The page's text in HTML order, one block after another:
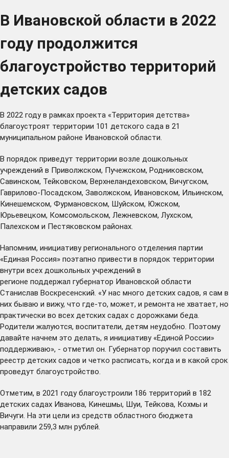
В Ивановской области в 2022
году продолжится
благоустройство территорий
детских садов
В 2022 году в рамках проекта «Территория детства»
благоустроят территории 101 детского сада в 21
муниципальном районе Ивановской области.
В порядок приведут территории возле дошкольных
учреждений в Приволжском, Пучежском, Родниковском,
Савинском, Тейковском, Верхнеландеховском, Вичугском,
Гаврилово-Посадском, Заволжском, Ивановском, Ильинском,
Кинешемском, Фурмановском, Шуйском, Южском,
Юрьевецком, Комсомольском, Лежневском, Лухском,
Палехском и Пестяковском районах.
Напомним, инициативу регионального отделения партии
«Единая Россия» поэтапно привести в порядок территории
внутри всех дошкольных учреждений в
регионе поддержал губернатор Ивановской области
Станислав Воскресенский. «У нас много детских садов, я сам в
них бываю и вижу, что где-то, может, и ремонта не хватает, но
практически во всех детских садах с дорожками беда.
Родители жалуются, воспитатели, детям неудобно. Поэтому
давайте начнем это делать, я инициативу «Единой России»
поддерживаю», - отметил он. Губернатор поручил составить
реестр детских садов и четко расписать, когда и в какой срок
проведут благоустройство.
Отметим, в 2021 году благоустроили 186 территорий в 182
детских садах Иванова, Кинешмы, Шуи, Тейкова, Кохмы и
Вичуги. На эти цели из средств областного бюджета
направили 259,3 млн рублей.